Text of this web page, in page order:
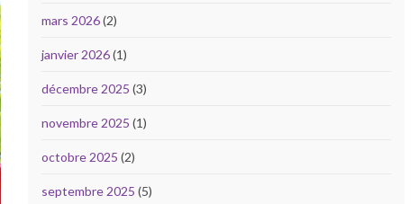
mars 2026(2)
janvier 2026(1)
décembre 2025 (3)
novembre 2025 (1)
octobre 2025 (2)
septembre 2025 (5)